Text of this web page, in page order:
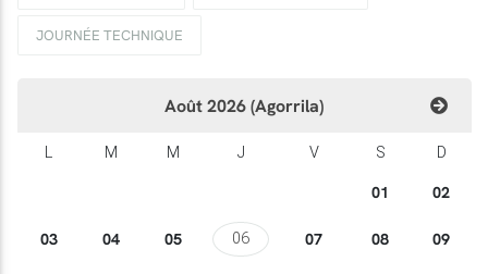
JOURNÉE TECHNIQUE
Août 2026 (Agorrila)
L M M J V S D
01 02
03 04 05 06 07 08 09